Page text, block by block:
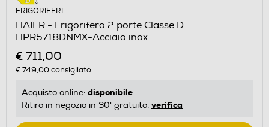
FRIGORIFERI
HAIER - Frigorifero 2 porte Classe D
HPR5718DNMX-Acciaio inox
€ 711,00
€ 749,00consigliato
Acquisto online: disponibile
Ritiro in negozio in 30' gratuito: verifica